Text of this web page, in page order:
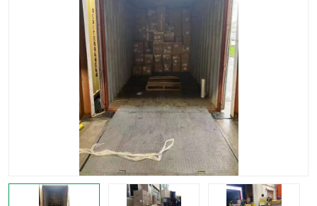
蒙古乌兰巴托空运专线
蒙古乌兰巴托汽运专线
中亚铁路运输